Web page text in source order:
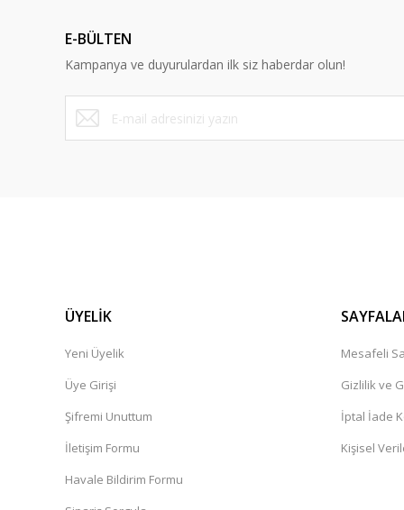
Ürün bilgilerinde hatalar bulunuyor.
Ürün fiyatı diğer sitelerden daha pahalı.
Bu ürüne benzer farklı alternatifler olmalı.
E-BÜLTEN
Kampanya ve duyurulardan ilk siz haberdar olun!
ÜYELİK
Yeni Üyelik
Üye Girişi
Şifremi Unuttum
İletişim Formu
Havale Bildirim Formu
Mesafeli
Gizlilik ve
İptal İade
Kişisel